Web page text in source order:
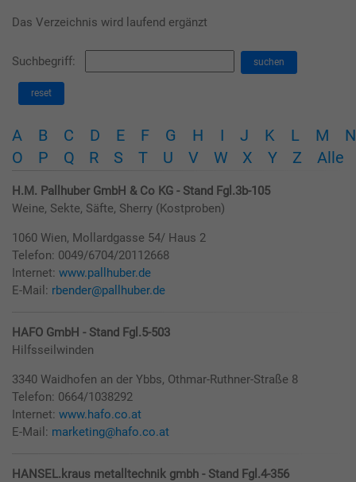
Das Verzeichnis wird laufend ergänzt
Suchbegriff: suchen
reset
A B C D E F G H I J K L M
N
O
P Q R S T U V W X Y Z Alle
H.M. Pallhuber GmbH & Co KG - Stand Fgl.3b-105
Weine, Sekte, Säfte, Sherry (Kostproben)
1060 Wien, Mollardgasse 54/ Haus 2
Telefon: 0049/6704/20112668
Internet: www.pallhuber.de
E-Mail: rbender@pallhuber.de
HAFO GmbH - Stand Fgl.5-503
Hilfsseilwinden
3340 Waidhofen an der Ybbs, Othmar-Ruthner-Straße 8
Telefon: 0664/1038292
Internet: www.hafo.co.at
E-Mail: marketing@hafo.co.at
HANSEL.kraus metalltechnik gmbh - Stand Fgl.4-356